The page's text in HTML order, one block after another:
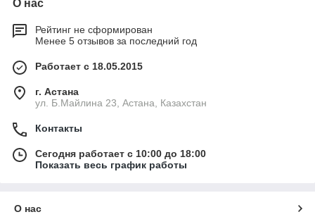
О нас
Рейтинг не сформирован
Менее 5 отзывов за последний год
Работает с 18.05.2015
г. Астана
ул. Б.Майлина 23, Астана, Казахстан
Контакты
Сегодня работает с 10:00 до 18:00
Показать весь график работы
О нас